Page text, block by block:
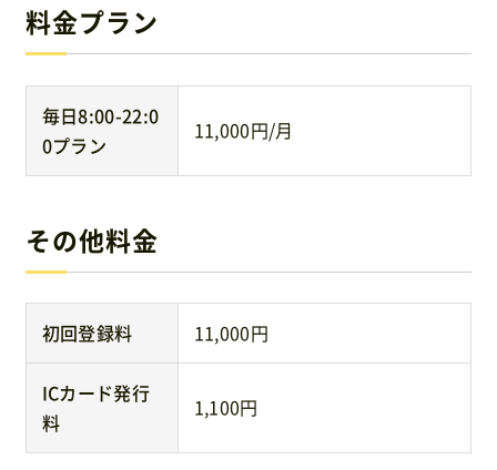
お問い合わせ
料金プラン
毎日8:00-22:0
0プラン
11,000円/月
その他料金
初回登録料 11,000円
ICカード発行
料
1,100円